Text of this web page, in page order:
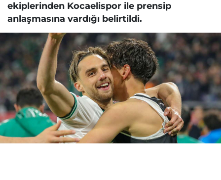
ekiplerinden Kocaelispor ile prensip
anlaşmasına vardığı belirtildi.